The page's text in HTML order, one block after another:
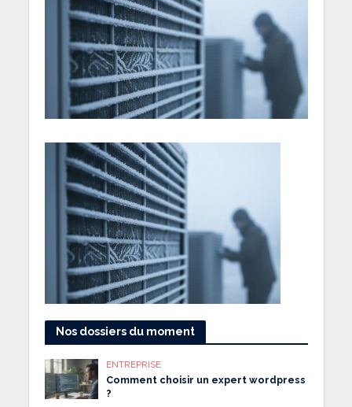
Nos dossiers du moment
ENTREPRISE
Comment choisir un expert wordpress
?